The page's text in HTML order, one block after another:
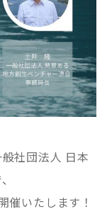
社団法人 日本
いたします！